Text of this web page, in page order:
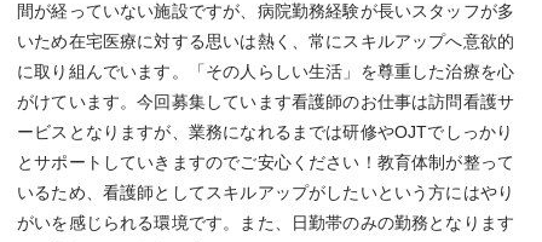
間が経っていない施設ですが、病院勤務経験が長いスタッフが多
いため在宅医療に対する思いは熱く、常にスキルアップへ意欲的
に取り組んでいます。「その人らしい生活」を尊重した治療を心
がけています。今回募集しています看護師のお仕事は訪問看護サ
ービスとなりますが、業務になれるまでは研修やOJTでしっかり
とサポートしていきますのでご安心ください！教育体制が整って
いるため、看護師としてスキルアップがしたいという方にはやり
がいを感じられる環境です。また、日勤帯のみの勤務となります